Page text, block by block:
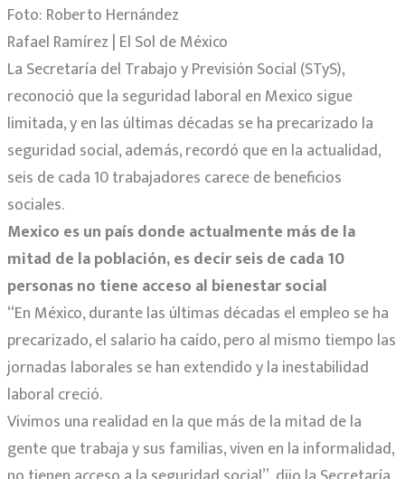
Foto: Roberto Hernández
Rafael Ramírez | El Sol de México
La Secretaría del Trabajo y Previsión Social (STyS),
reconoció que la seguridad laboral en Mexico sigue
limitada, y en las últimas décadas se ha precarizado la
seguridad social, además, recordó que en la actualidad,
seis de cada 10 trabajadores carece de beneficios
sociales.
Mexico es un país donde actualmente más de la
mitad de la población, es decir seis de cada 10
personas no tiene acceso al bienestar social
“En México, durante las últimas décadas el empleo se ha
precarizado, el salario ha caído, pero al mismo tiempo las
jornadas laborales se han extendido y la inestabilidad
laboral creció.
Vivimos una realidad en la que más de la mitad de la
gente que trabaja y sus familias, viven en la informalidad,